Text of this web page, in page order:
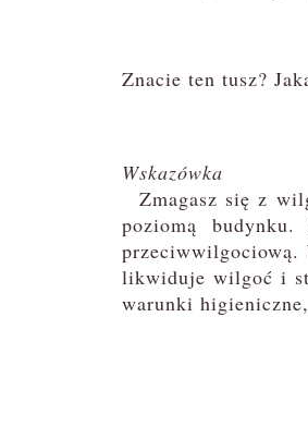
Znacie ten tusz?
Wskazówka
Zmagasz się z
poziomą
przeciwwilgociową.
likwiduje wilgoć i
warunki